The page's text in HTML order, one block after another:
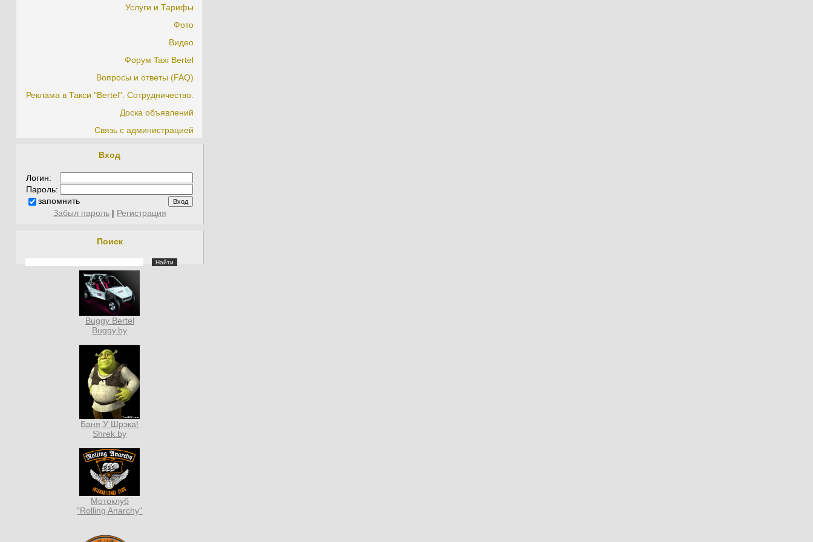
Услуги и Тарифы
Фото
Видео
Форум Taxi Bertel
Вопросы и ответы (FAQ)
Реклама в Такси "Bertel". Сотрудничество.
Доска объявлений
Связь с администрацией
Вход
Логин:
Пароль:
запомнить
Забыл пароль| Регистрация
Поиск
Buggy Bertel
Buggy.by
Баня У Шрэка!
Shrek.by
Мотоклуб
"Rolling Anarchy"